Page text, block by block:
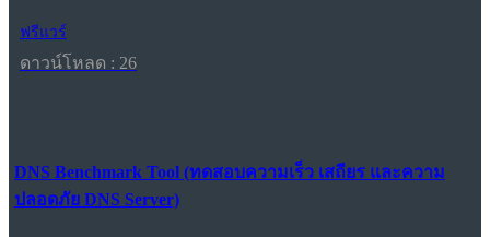
ฟรีแวร์
ดาวน์โหลด : 26
DNS Benchmark Tool (ทดสอบความเร็ว เสถียร และความ
ปลอดภัย DNS Server)